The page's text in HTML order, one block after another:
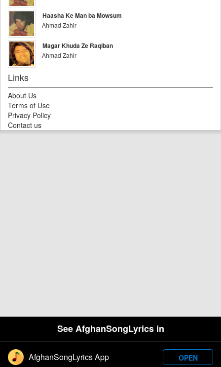
See AfghanSongLyrics in
AfghanSongLyrics App OPEN
Haasha Ke Man ba Mowsum
Ahmad Zahir
Magar Khuda Ze Raqiban
Ahmad Zahir
Links
About Us
Terms of Use
Privacy Policy
Contact us